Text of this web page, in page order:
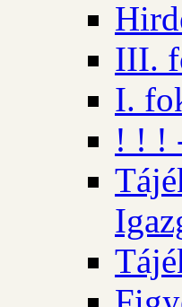
III.
I.
! ! !